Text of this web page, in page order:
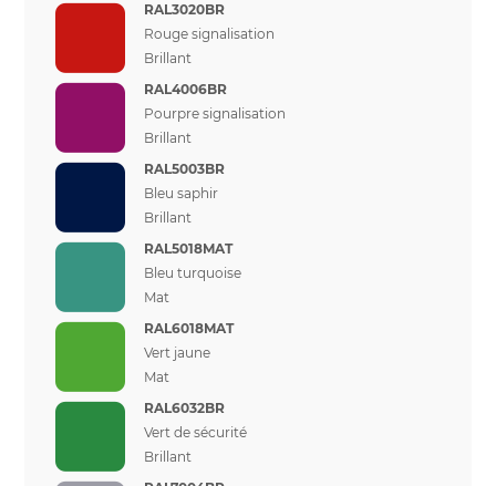
RAL3020BR
Rouge signalisation
Brillant
RAL4006BR
Pourpre signalisation
Brillant
RAL5003BR
Bleu saphir
Brillant
RAL5018MAT
Bleu turquoise
Mat
RAL6018MAT
Vert jaune
Mat
RAL6032BR
Vert de sécurité
Brillant